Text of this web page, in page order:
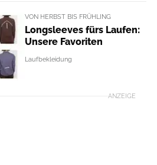
VON HERBST BIS FRÜHLING
Longsleeves fürs Laufen:
Unsere Favoriten
Laufbekleidung
ANZEIGE